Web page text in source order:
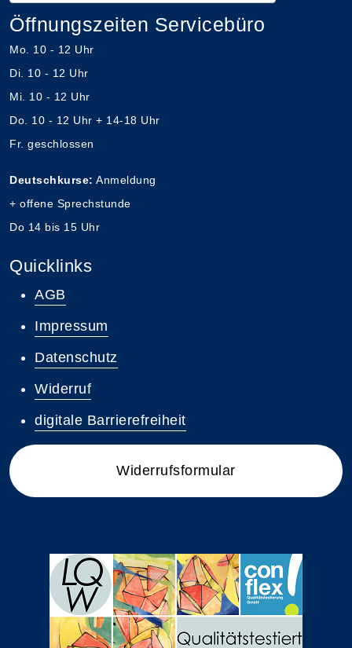
Öffnungszeiten Servicebüro
Mo. 10 - 12 Uhr
Di. 10 - 12 Uhr
Mi. 10 - 12 Uhr
Do. 10 - 12 Uhr + 14-18 Uhr
Fr. geschlossen
Deutschkurse: Anmeldung
+ offene Sprechstunde
Do 14 bis 15 Uhr
Quicklinks
AGB
Impressum
Datenschutz
Widerruf
digitale Barrierefreiheit
Widerrufsformular